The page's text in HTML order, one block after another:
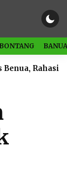
BONTANG
Melek